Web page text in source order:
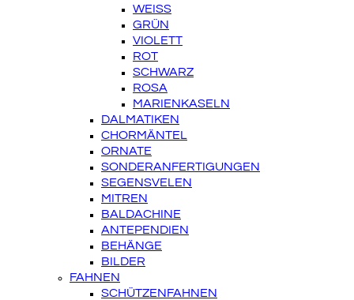
WEISS
GRÜN
VIOLETT
ROT
SCHWARZ
ROSA
MARIENKASELN
DALMATIKEN
CHORMÄNTEL
ORNATE
SONDERANFERTIGUNGEN
SEGENSVELEN
MITREN
BALDACHINE
ANTEPENDIEN
BEHÄNGE
BILDER
FAHNEN
SCHÜTZENFAHNEN